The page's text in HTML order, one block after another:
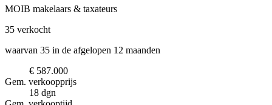
MOIB makelaars & taxateurs
35 verkocht
waarvan 35 in de afgelopen 12 maanden
€ 587.000
Gem. verkoopprijs
18 dgn